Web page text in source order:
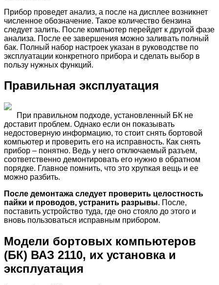
Прибор проведет анализ, а после на дисплее возникнет
численное обозначение. Такое количество бензина
следует залить. После компьютер перейдет к другой фазе
анализа. После ее завершения можно заливать полный
бак. Полный набор настроек указан в руководстве по
эксплуатации конкретного прибора и сделать выбор в
пользу нужных функций.
Правильная эксплуатация
При правильном подходе, установленный БК не
доставит проблем. Однако если он показывать
недостоверную информацию, то стоит снять бортовой
компьютер и проверить его на исправность. Как снять
прибор – понятно. Ведь у него отключаемый разъем,
соответственно демонтировать его нужно в обратном
порядке. Главное помнить, что это хрупкая вещь и ее
можно разбить.
После демонтажа следует проверить целостность
пайки и проводов, устранить разрывы. После,
поставить устройство туда, где оно стояло до этого и
вновь пользоваться исправным прибором.
Модели бортовых компьютеров
(БК) ВАЗ 2110, их установка и
эксплуатация